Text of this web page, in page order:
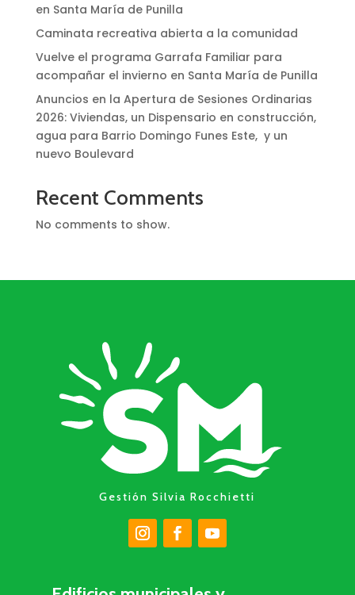
en Santa María de Punilla
Caminata recreativa abierta a la comunidad
Vuelve el programa Garrafa Familiar para
acompañar el invierno en Santa María de Punilla
Anuncios en la Apertura de Sesiones Ordinarias
2026: Viviendas, un Dispensario en construcción,
agua para Barrio Domingo Funes Este, y un
nuevo Boulevard
Recent Comments
No comments to show.
Gestión Silvia Rocchietti